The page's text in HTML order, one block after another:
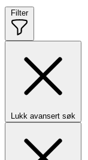
Filter
Lukk avansert søk